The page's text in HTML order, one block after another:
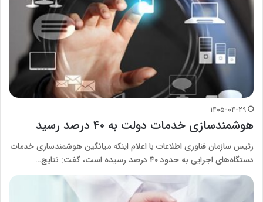
۱۴۰۵-۰۴-۲۹
هوشمندسازی خدمات دولت به ۴۰ درصد رسید
رئیس سازمان فناوری اطلاعات با اعلام اینکه میانگین هوشمندسازی خدمات
دستگاه‌های اجرایی به حدود ۴۰ درصد رسیده است، گفت: نتایج…